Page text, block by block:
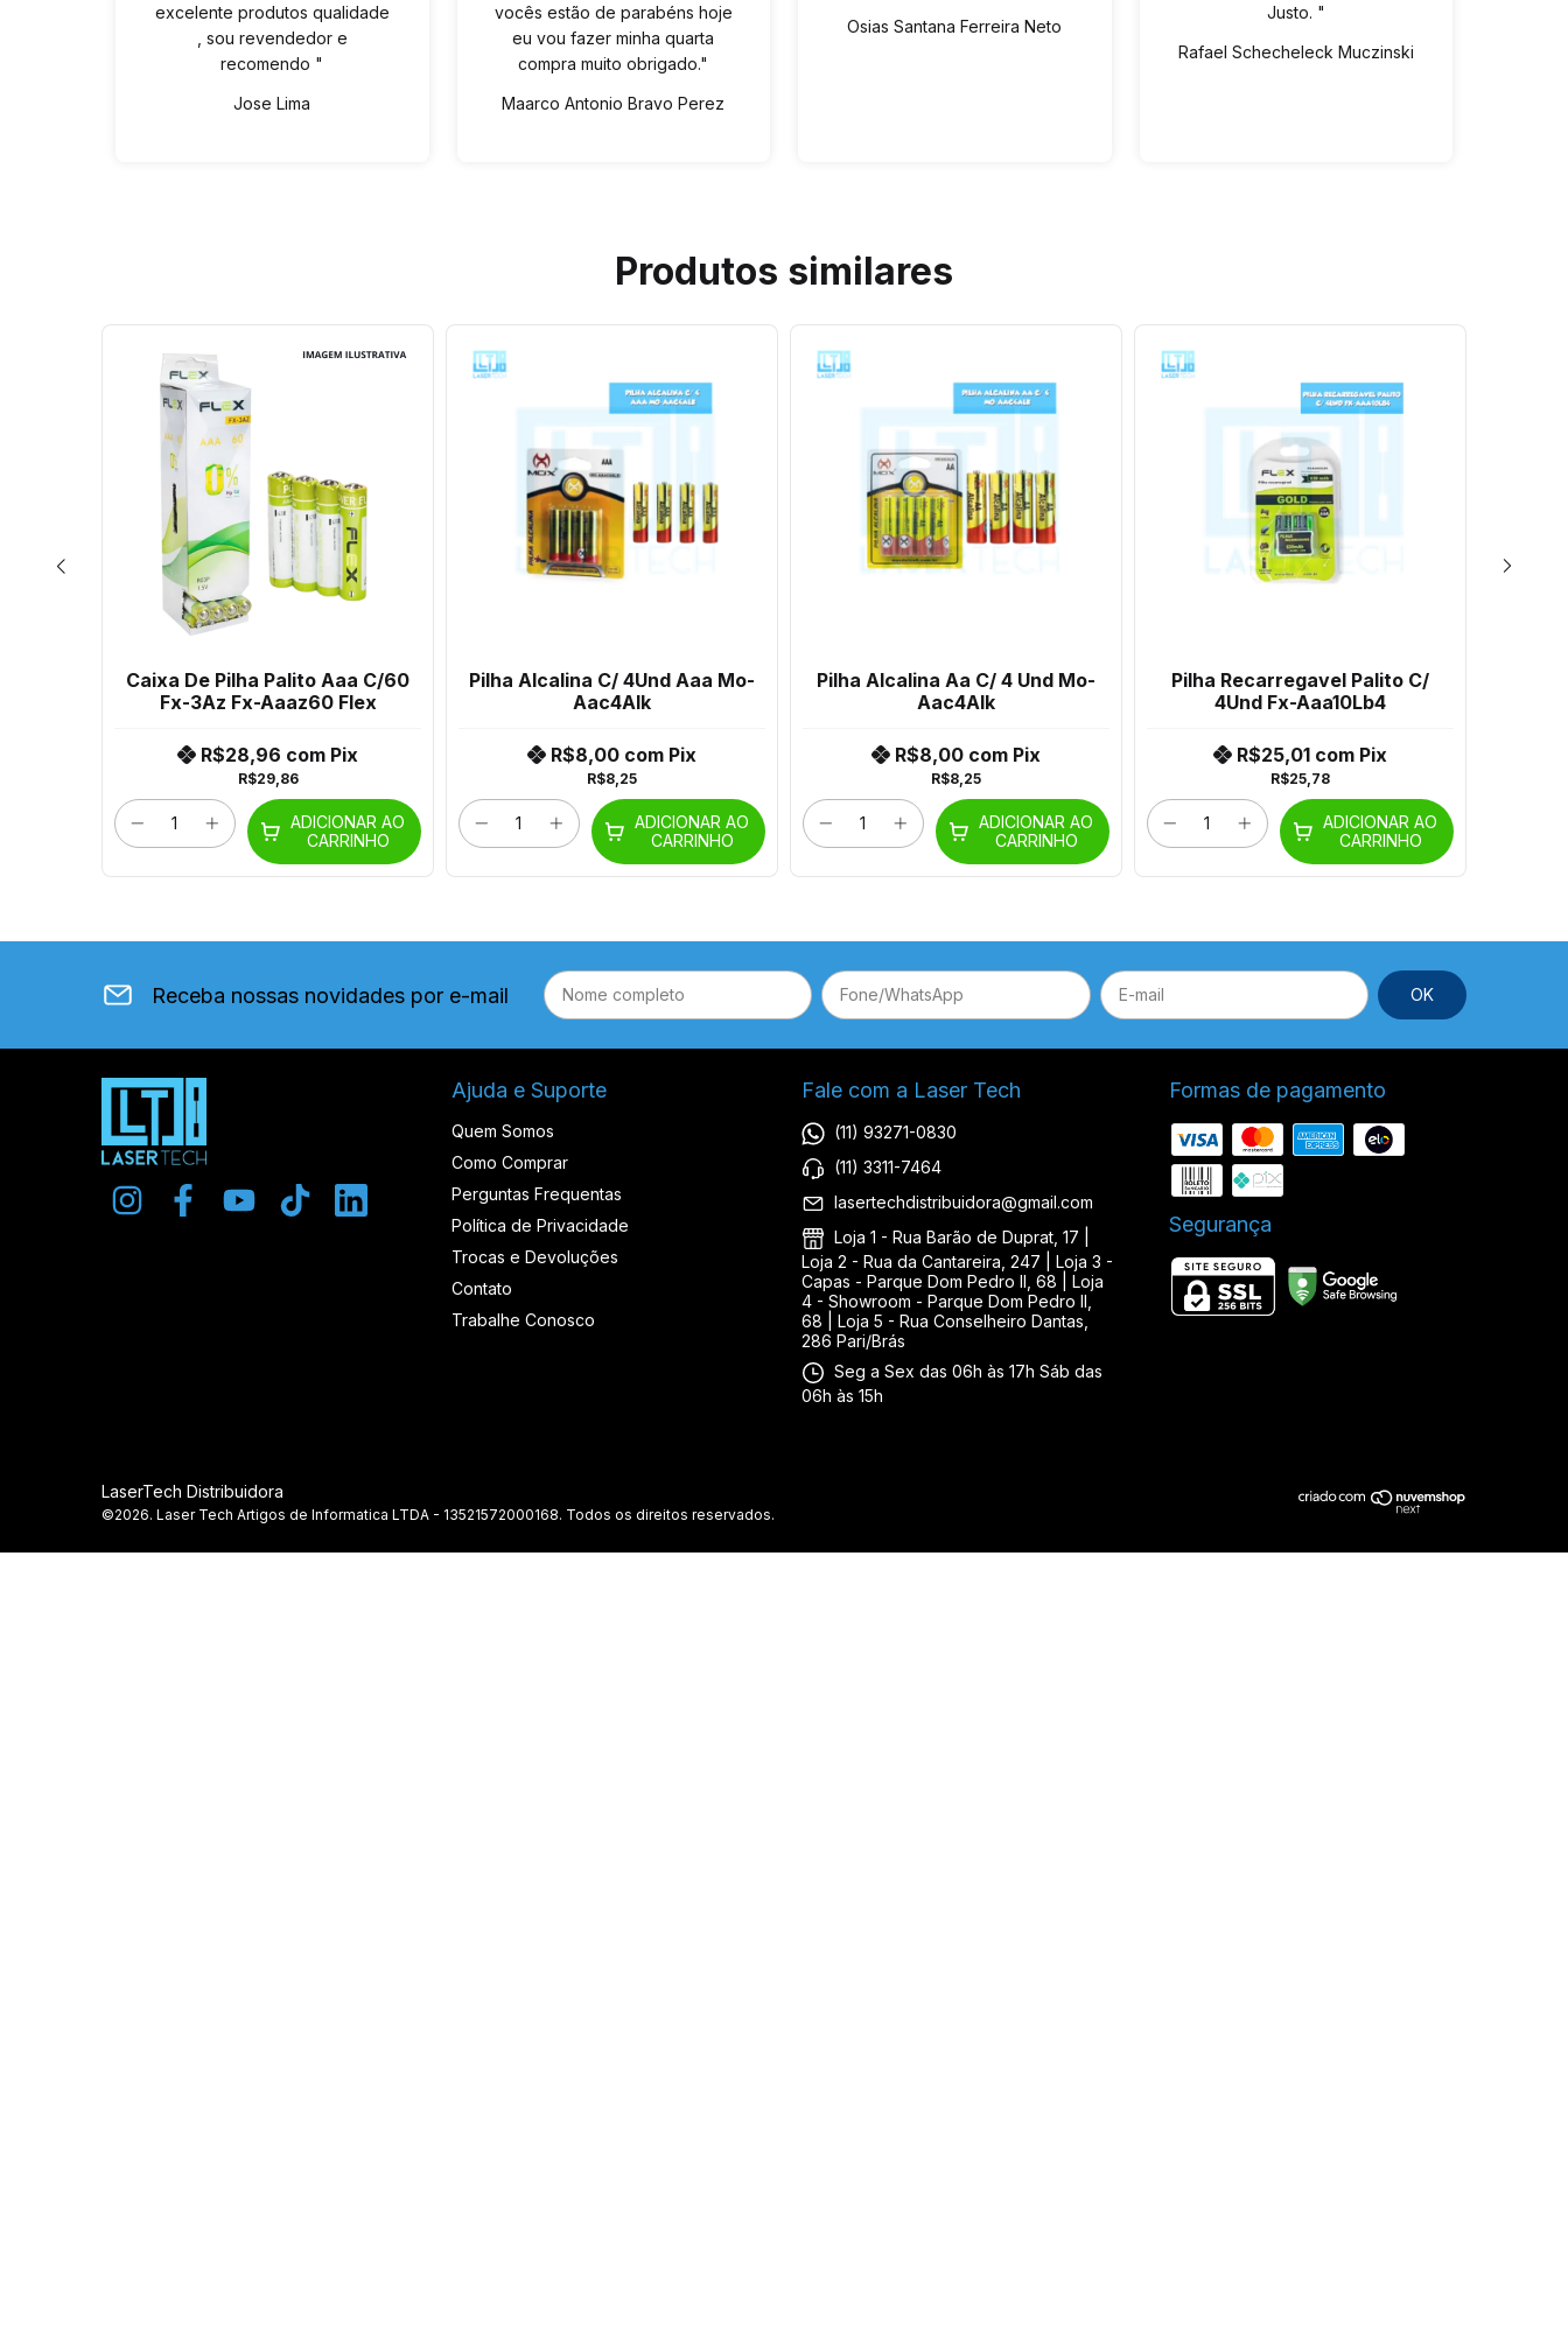
excelente produtos qualidade
, sou revendedor e
recomendo "
Jose Lima
vocês estão de parabéns hoje
eu vou fazer minha quarta
compra muito obrigado."
Maarco Antonio Bravo Perez
Osias Santana Ferreira Neto
Justo. "
Rafael Schecheleck Muczinski
Produtos similares
Caixa De Pilha Palito Aaa C/60
Fx-3Az Fx-Aaaz60 Flex
R$29,86
R$28,96 com Pix
ADICIONAR AO
CARRINHO
Pilha Alcalina C/ 4Und Aaa Mo-
Aac4Alk
R$8,25
R$8,00 com Pix
ADICIONAR AO
CARRINHO
Pilha Alcalina Aa C/ 4 Und Mo-
Aac4Alk
R$8,25
R$8,00 com Pix
ADICIONAR AO
CARRINHO
Pilha Recarregavel Palito C/
4Und Fx-Aaa10Lb4
R$25,78
R$25,01 com Pix
ADICIONAR AO
CARRINHO
Receba nossas novidades por e-mail
Ajuda e Suporte
Quem Somos
Como Comprar
Perguntas Frequentas
Política de Privacidade
Trocas e Devoluções
Contato
Trabalhe Conosco
Fale com a Laser Tech
(11) 93271-0830
(11) 3311-7464
lasertechdistribuidora@gmail.com
Loja 1 - Rua Barão de Duprat, 17 |
Loja 2 - Rua da Cantareira, 247 | Loja 3 -
Capas - Parque Dom Pedro II, 68 | Loja
4 - Showroom - Parque Dom Pedro II,
68 | Loja 5 - Rua Conselheiro Dantas,
286 Pari/Brás
Seg a Sex das 06h às 17h Sáb das
06h às 15h
Formas de pagamento
Segurança
LaserTech Distribuidora
©2026. Laser Tech Artigos de Informatica LTDA - 13521572000168. Todos os direitos reservados.